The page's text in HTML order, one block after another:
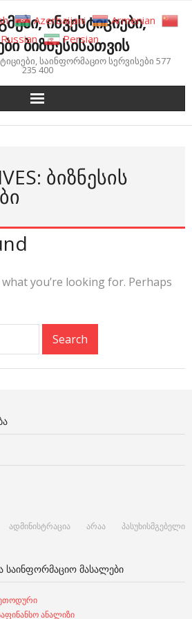
ინვესტიციები,
ბიზნესისათვის
საინფორმაციო სერვისები 577
235 400
ᲑᲘᲖᲜᲔᲡᲘᲡ
what you’re looking for. Perhaps
არაა პასუხისმგებელი
ᲡᲐᲘᲜᲤᲝᲠᲛᲐᲪᲘᲝ ᲛᲐᲡᲐᲚᲔᲑᲘ
ანალიზი
Azerbaijani
Armenian
Russian Persian